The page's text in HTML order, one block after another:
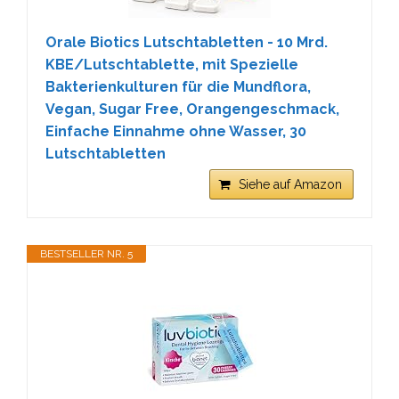
Orale Biotics Lutschtabletten - 10 Mrd.
KBE/Lutschtablette, mit Spezielle
Bakterienkulturen für die Mundflora,
Vegan, Sugar Free, Orangengeschmack,
Einfache Einnahme ohne Wasser, 30
Lutschtabletten
Siehe auf Amazon
BESTSELLER NR. 5